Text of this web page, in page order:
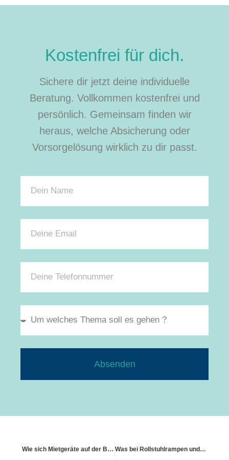
Kostenfrei für dich.
Sichere dir jetzt deine individuelle
Beratung. Vollkommen kostenfrei und
persönlich. Gemeinsam finden wir
heraus, welche Absicherung oder
Vorsorgelösung wirklich zu dir passt.
Absenden
Wie sich Mietgeräte auf der Baustelle absichern lassen Was bei Rollstuhlrampen und Türverbreiterungen gilt